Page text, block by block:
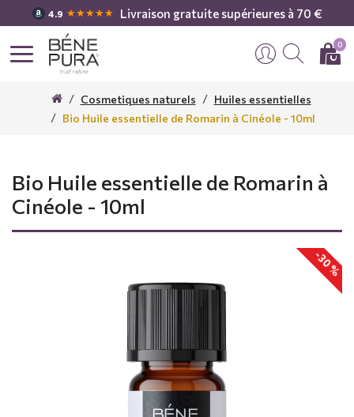
4.9 ★★★★★ Livraison gratuite supérieures à 70 €
0
Cosmetiques naturels
Huiles essentielles
Bio Huile essentielle de Romarin à Cinéole - 10ml
Bio Huile essentielle de Romarin à
Cinéole - 10ml
-30 %